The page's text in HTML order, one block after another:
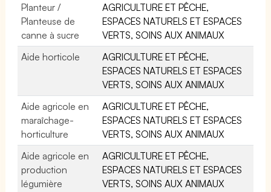
Planteur /
Planteuse de
canne à sucre
AGRICULTURE ET PÊCHE,
ESPACES NATURELS ET ESPACES
VERTS, SOINS AUX ANIMAUX
Aide horticole
AGRICULTURE ET PÊCHE,
ESPACES NATURELS ET ESPACES
VERTS, SOINS AUX ANIMAUX
Aide agricole en
maraîchage-
horticulture
AGRICULTURE ET PÊCHE,
ESPACES NATURELS ET ESPACES
VERTS, SOINS AUX ANIMAUX
Aide agricole en
production
légumière
AGRICULTURE ET PÊCHE,
ESPACES NATURELS ET ESPACES
VERTS, SOINS AUX ANIMAUX